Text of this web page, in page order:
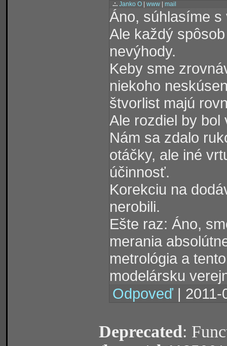
.:. Janko O www mail
Áno, súhlasíme s
Ale každý
nevýhody.
Keby sme
niekoho
štvorlist majú
Ale rozdiel by
Nám sa zdalo
otáčky, ale iné
účinnosť.
Korekciu na
nerobili.
Ešte raz: Áno,
merania
metrológia a
modelársku
Odpoveď |
Deprecated: